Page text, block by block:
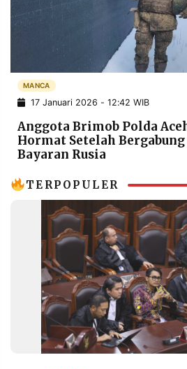
INFORMASI
POLICY
BERITA
WARGA
INFORMASI
IKLAN
TERM
OF
SERVICE
RESOLUSI
MANCA
17 Januari 2026 - 12:42 WIB
Anggota Brimob Polda
Hormat Setelah
Bayaran Rusia
TERPOPULER